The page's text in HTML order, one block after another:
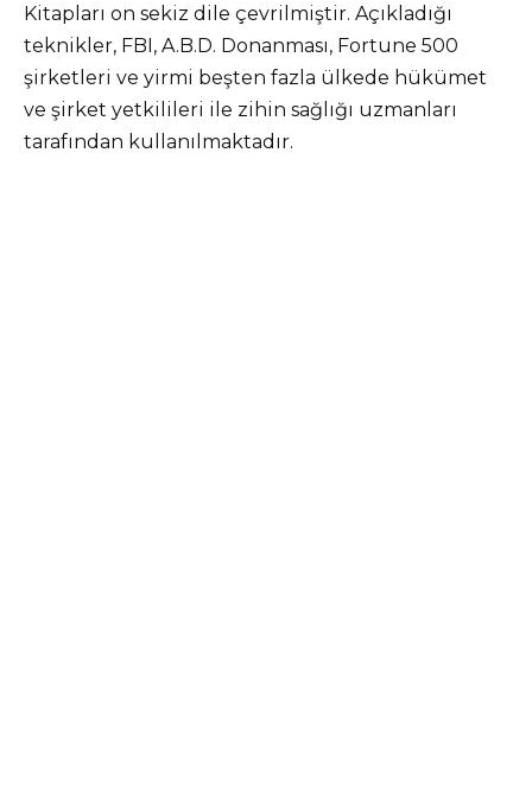
Kitapları on sekiz dile çevrilmiştir. Açıkladığı
teknikler, FBI, A.B.D. Donanması, Fortune 500
şirketleri ve yirmi beşten fazla ülkede hükümet
ve şirket yetkilileri ile zihin sağlığı uzmanları
tarafından kullanılmaktadır.